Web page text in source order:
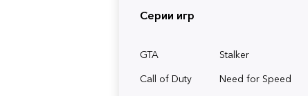
Серии игр
GTA
Stalker
Call of Duty
Need for Speed